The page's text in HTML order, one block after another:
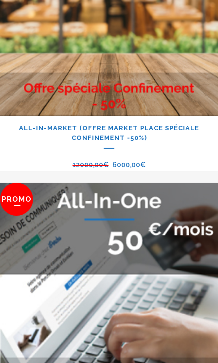
ALL-IN-MARKET (OFFRE MARKET PLACE SPÉCIALE
CONFINEMENT -50%)
12000,00€ 6000,00€
PROMO